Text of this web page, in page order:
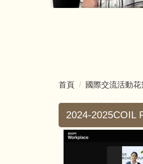
首頁 國際交流活動花
2024-2025COIL